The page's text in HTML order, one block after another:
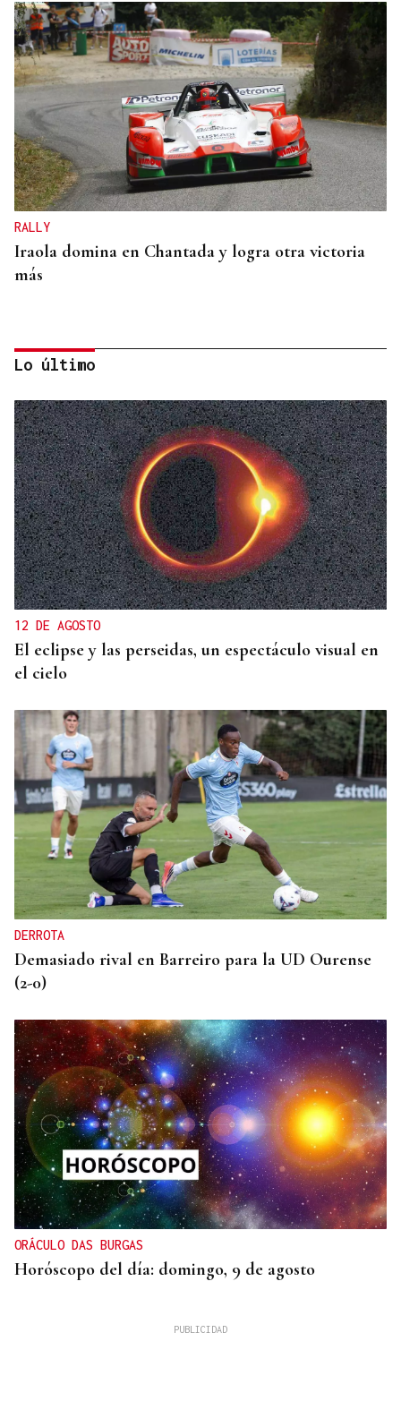
RALLY
Iraola domina en Chantada y logra otra victoria
más
A TODA VELOCIDAD
Vídeo | Así fue el espectacular salto de “Cohete”
Suárez en el Rally Rías Baixas que dejó sin
respiración a los aficionados
Lo último
12 DE AGOSTO
El eclipse y las perseidas, un espectáculo visual en
el cielo
DERROTA
Demasiado rival en Barreiro para la UD Ourense
(2-0)
ORÁCULO DAS BURGAS
Horóscopo del día: domingo, 9 de agosto